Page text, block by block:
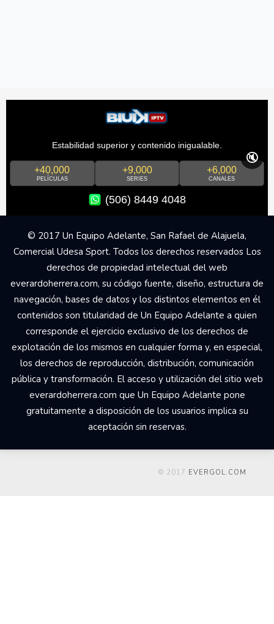
Estabilidad superior y contenido inigualable.
+40,000
PELÍCULAS
+9,000
SERIES
+6,000
CANALES
(506) 8449 4048
🔇
© 2017 Un Equipo Adelante, San Rafael de Alajuela,
Comercial Udesa Sport. Todos los derechos reservados Los
derechos de propiedad intelectual del web
everardoherrera.com, su código fuente, diseño, estructura de
navegación, bases de datos y los distintos elementos en él
contenidos son titularidad de Un Equipo Adelante a quien
corresponde el ejercicio exclusivo de los derechos de
explotación de los mismos en cualquier forma y, en especial,
los derechos de reproducción, distribución, comunicación
pública y transformación. El acceso y utilización del sitio web
everardoherrera.com que Un Equipo Adelante pone
gratuitamente a disposición de los usuarios implica su
aceptación sin reservas.
© 2017 EVERGOL.COM